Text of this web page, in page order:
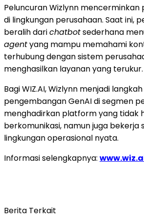
Peluncuran Wizlynn
di lingkungan perusahaan. Saat ini,
beralih darichatbotsederhana
agentyang mampu memahami
terhubung dengan sistem
menghasilkan layanan yang terukur.
Bagi WIZ.AI, Wizlynn menjadi
pengembangan GenAI di segmen
menghadirkan platform yang tidak
berkomunikasi, namun juga bekerja
lingkungan operasional nyata.
Informasi selengkapnya:
Berita Terkait